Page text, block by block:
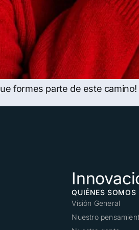
formes parte de este
QUIÉNES SOMOS
Visión General
Nuestro